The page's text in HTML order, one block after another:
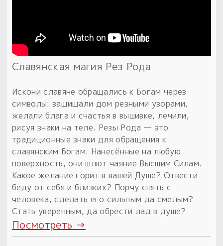
Товары со скидкой
Новинки
Товары недели
Безоплатная доставка
на заказ от 4 тыс. руб. со скидкой
Оберег в подарок
к заказу от 3 тыс. руб.
Славянская магия Рез Рода
Искони славяне обращались к Богам через
символы: защищали дом резными узорами,
желали блага и счастья в вышивке, лечили,
рисуя знаки на теле. Резы Рода — это
традиционные знаки для обращения к
славянским Богам. Нанесённые на любую
поверхность, они шлют чаяние Высшим Силам.
Какое желание горит в вашей Душе? Отвести
беду от себя и близких? Порчу снять с
человека, сделать его сильным да смелым?
Стать уверенным, да обрести лад в душе?
Посмотреть →